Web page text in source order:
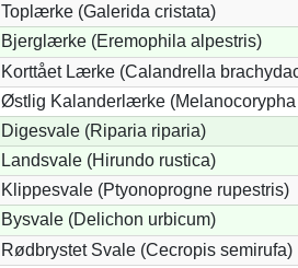
Toplærke (Galerida cristata)
Bjerglærke (Eremophila alpestris)
Korttået Lærke (Calandrella
Østlig Kalanderlærke (Melanocorypha
Digesvale (Riparia riparia)
Landsvale (Hirundo rustica)
Klippesvale (Ptyonoprogne rupestris)
Bysvale (Delichon urbicum)
Rødbrystet Svale (Cecropis semirufa)